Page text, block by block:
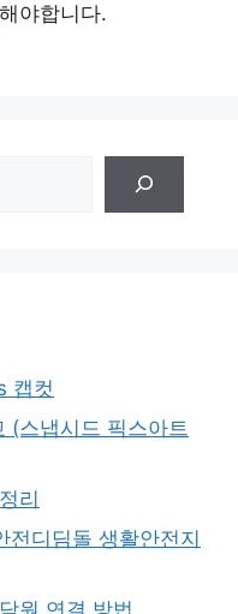
해야합니다.
캡컷
(스냅시드 픽스아트
리
전디딤돌 생활안전지
원 연결 방법